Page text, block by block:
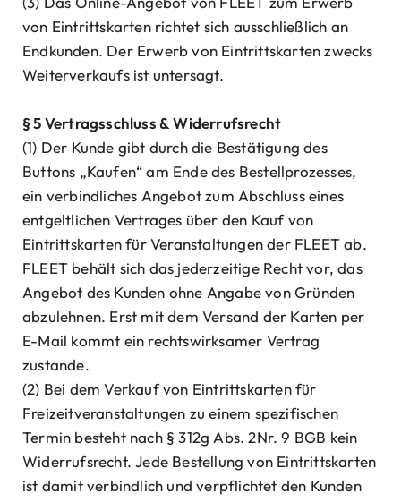
von Eintrittskarten richtet sich ausschließlich an
Endkunden. Der Erwerb von Eintrittskarten zwecks
Weiterverkaufs ist untersagt.
§ 5 Vertragsschluss & Widerrufsrecht
(1) Der Kunde gibt durch die Bestätigung des
Buttons „Kaufen“ am Ende des Bestellprozesses,
ein verbindliches Angebot zum Abschluss eines
entgeltlichen Vertrages über den Kauf von
Eintrittskarten für Veranstaltungen der FLEET ab.
FLEET behält sich das jederzeitige Recht vor, das
Angebot des Kunden ohne Angabe von Gründen
abzulehnen. Erst mit dem Versand der Karten per
E-Mail kommt ein rechtswirksamer Vertrag
zustande.
(2) Bei dem Verkauf von Eintrittskarten für
Freizeitveranstaltungen zu einem spezifischen
Termin besteht nach § 312g Abs. 2Nr. 9 BGB kein
Widerrufsrecht. Jede Bestellung von Eintrittskarten
ist damit verbindlich und verpflichtet den Kunden